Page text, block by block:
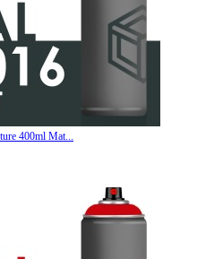
400ml Mat...